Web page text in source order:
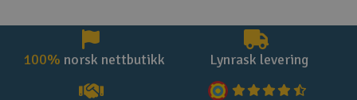
100% norsk nettbutikk Lynrask levering